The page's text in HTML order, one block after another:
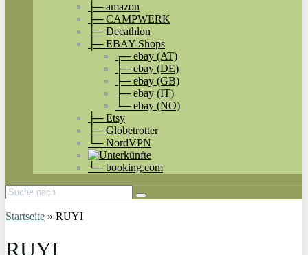
├─ amazon
├─ CAMPWERK
├─ Decathlon
├─ EBAY-Shops
┌─ ebay (AT)
├─ ebay (DE)
├─ ebay (GB)
├─ ebay (IT)
└─ ebay (NO)
├─ Etsy
├─ Globetrotter
└─ NordVPN
└─ booking.com
Startseite » RUYI
RUYI